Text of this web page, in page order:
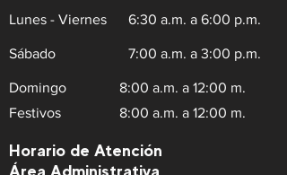
Lunes - Viernes 6:30 a.m. a 6:00 p.m.
Sábado 7:00 a.m. a 3:00 p.m.
Domingo
Festivos
8:00 a.m. a 12:00 m.
8:00 a.m. a 12:00 m.
Horario de Atención
Área Administrativa